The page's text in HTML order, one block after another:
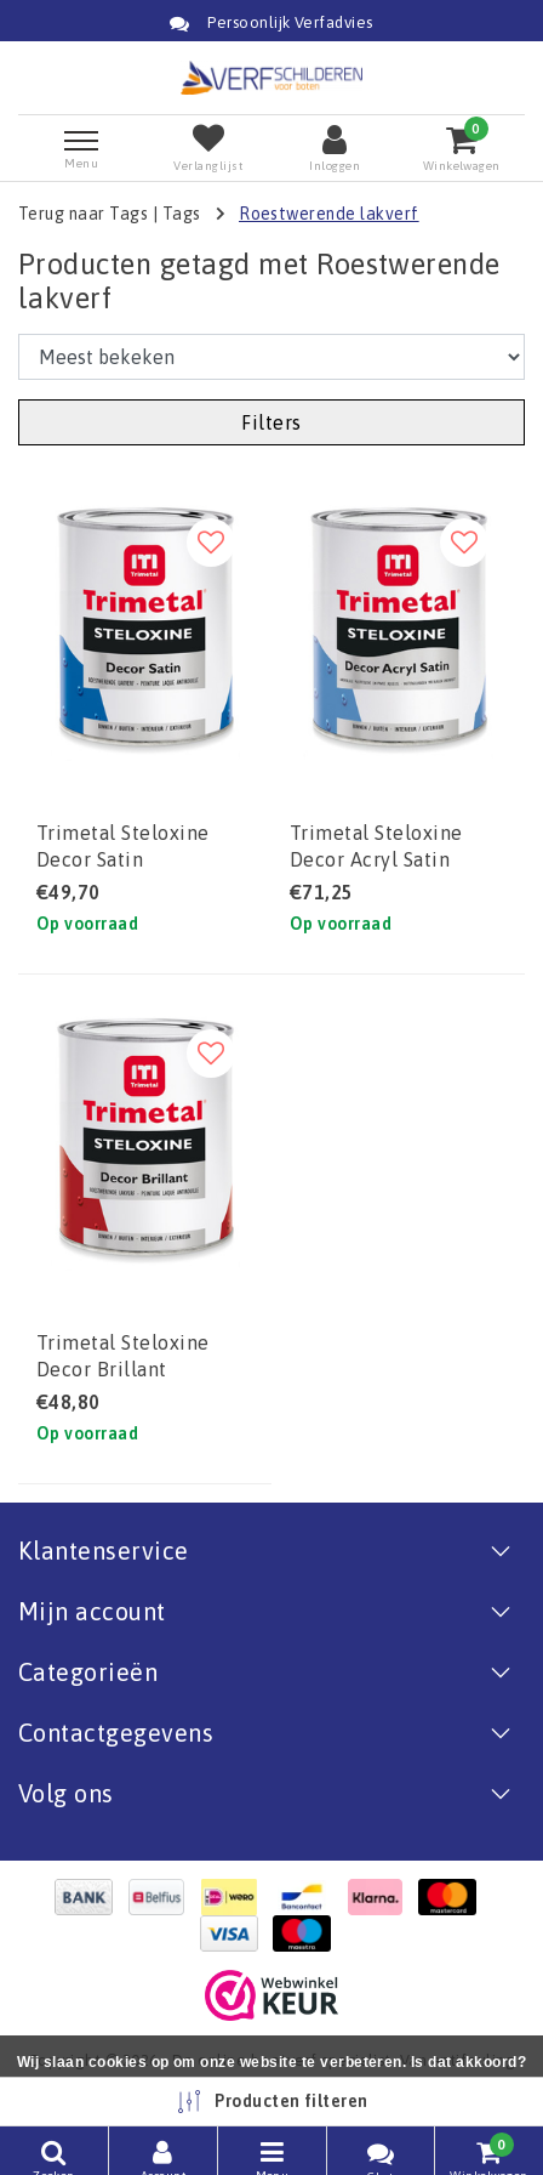
Persoonlijk Verfadvies
Menu Verlanglijst Inloggen
0
Winkelwagen
Terug naar Tags Tags Roestwerende lakverf
Producten getagd met Roestwerende
lakverf
Filters
Trimetal Steloxine
Decor Satin
€49,70
Op voorraad
Trimetal Steloxine
Decor Acryl Satin
€71,25
Op voorraad
Trimetal Steloxine
Decor Brillant
€48,80
Op voorraad
Klantenservice
Mijn account
Categorieën
Contactgegevens
Volg ons
Copyright © 2026 - De online bootverf specialist. Van antifouling
tot aflak. - All rights reserved - RealizationInStijl Media
Producten filteren
0
Wij slaan cookies op om onze website te verbeteren. Is dat akkoord?
Nee Meer over cookies »